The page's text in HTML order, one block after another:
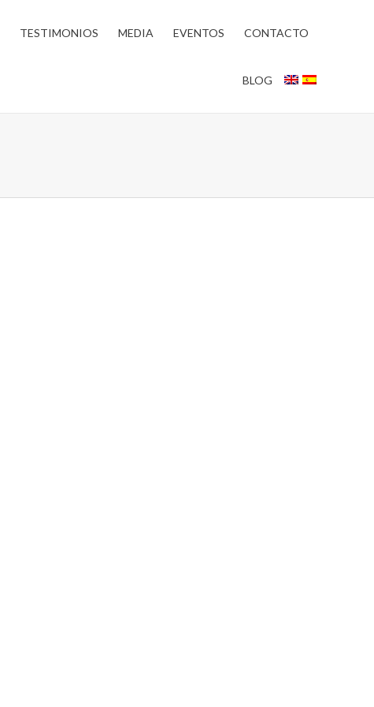
TESTIMONIOS MEDIA EVENTOS CONTACTO
BLOG